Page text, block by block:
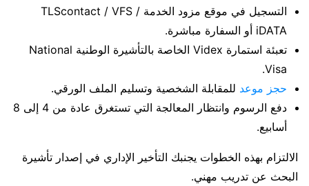
التسجيل في موقع مزود الخدمة TLScontact / VFS /
iDATA أو السفارة مباشرة.
تعبئة استمارة Videx الخاصة بالتأشيرة الوطنية National
Visa.
حجز موعد للمقابلة الشخصية وتسليم الملف الورقي.
دفع الرسوم وانتظار المعالجة التي تستغرق عادة من 4 إلى 8
أسابيع.
الالتزام بهذه الخطوات يجنبك التأخير الإداري في إصدار تأشيرة
البحث عن تدريب مهني.